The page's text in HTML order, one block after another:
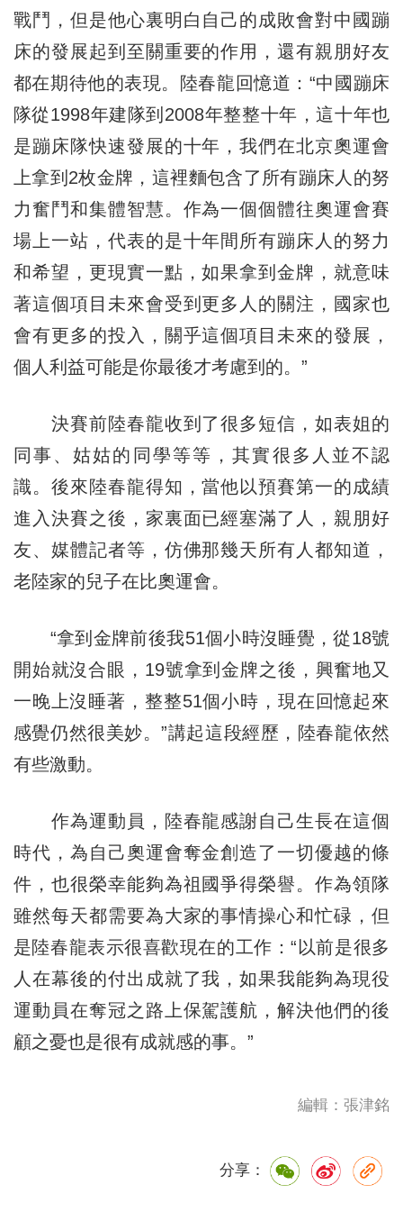
戰鬥，但是他心裏明白自己的成敗會對中國蹦
床的發展起到至關重要的作用，還有親朋好友
都在期待他的表現。陸春龍回憶道：“中國蹦床
隊從1998年建隊到2008年整整十年，這十年也
是蹦床隊快速發展的十年，我們在北京奧運會
上拿到2枚金牌，這裡麵包含了所有蹦床人的努
力奮鬥和集體智慧。作為一個個體往奧運會賽
場上一站，代表的是十年間所有蹦床人的努力
和希望，更現實一點，如果拿到金牌，就意味
著這個項目未來會受到更多人的關注，國家也
會有更多的投入，關乎這個項目未來的發展，
個人利益可能是你最後才考慮到的。”
決賽前陸春龍收到了很多短信，如表姐的
同事、姑姑的同學等等，其實很多人並不認
識。後來陸春龍得知，當他以預賽第一的成績
進入決賽之後，家裏面已經塞滿了人，親朋好
友、媒體記者等，仿佛那幾天所有人都知道，
老陸家的兒子在比奧運會。
“拿到金牌前後我51個小時沒睡覺，從18號
開始就沒合眼，19號拿到金牌之後，興奮地又
一晚上沒睡著，整整51個小時，現在回憶起來
感覺仍然很美妙。”講起這段經歷，陸春龍依然
有些激動。
作為運動員，陸春龍感謝自己生長在這個
時代，為自己奧運會奪金創造了一切優越的條
件，也很榮幸能夠為祖國爭得榮譽。作為領隊
雖然每天都需要為大家的事情操心和忙碌，但
是陸春龍表示很喜歡現在的工作：“以前是很多
人在幕後的付出成就了我，如果我能夠為現役
運動員在奪冠之路上保駕護航，解決他們的後
顧之憂也是很有成就感的事。”
編輯：張津銘
分享：